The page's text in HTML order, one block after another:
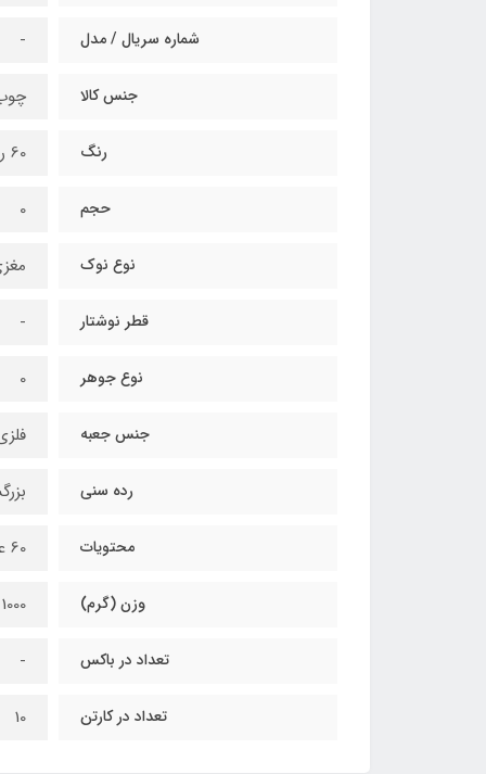
شماره سریال / مدل -
جنس کالا
رنگ 60 رنگ
حجم 0
نوع نوک
قطر نوشتار -
نوع جوهر 0
جنس جعبه
رده سنی
محتویات 60 عدد مدادرنگی
وزن (گرم) 1000
تعداد در باکس -
تعداد در کارتن 10